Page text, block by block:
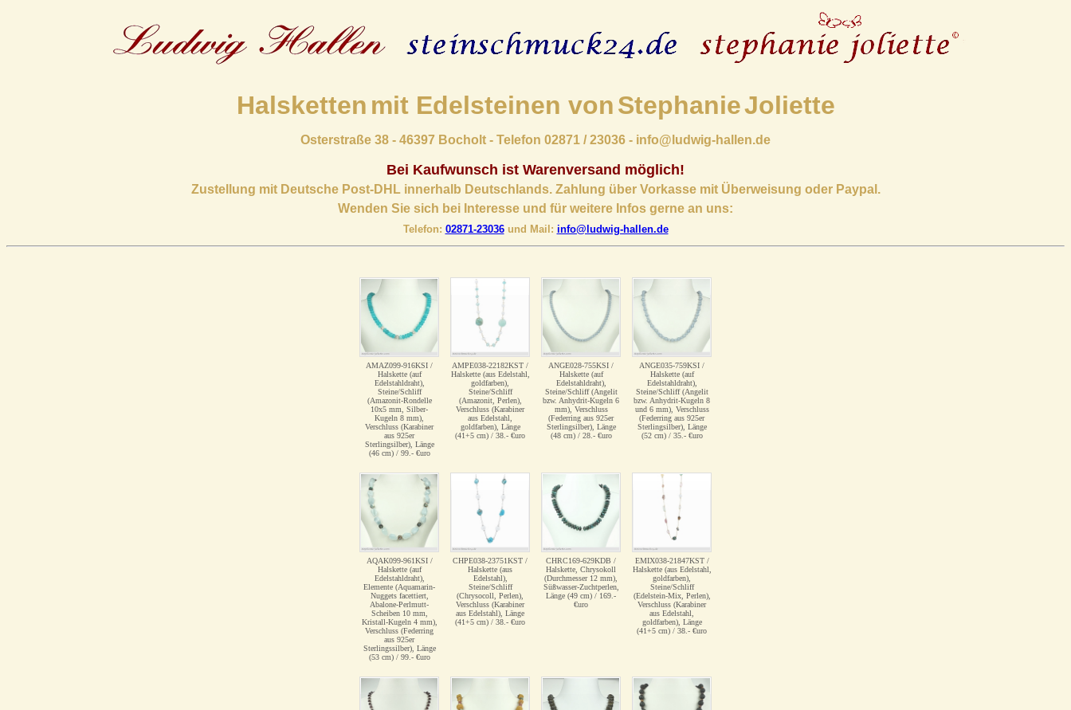
Halsketten mit Edelsteinen vonStephanieJoliette
Osterstraße 38 - 46397 Bocholt - Telefon 02871 / 23036 - info@ludwig-hallen.de
Bei Kaufwunsch ist Warenversand möglich!
Zustellung mit Deutsche Post-DHL innerhalb Deutschlands. Zahlung über Vorkasse mit Überweisung oder Paypal.
Wenden Sie sich bei Interesse und für weitere Infos gerne an uns:
Telefon: 02871-23036und Mail: info@ludwig-hallen.de
AMAZ099-916KSI /
Halskette (auf
Edelstahldraht),
Steine/Schliff
(Amazonit-Rondelle
10x5 mm, Silber-
Kugeln 8 mm),
Verschluss (Karabiner
aus 925er
Sterlingsilber), Länge
(46 cm) / 99.- €uro
AMPE038-22182KST /
Halskette (aus Edelstahl,
goldfarben),
Steine/Schliff
(Amazonit, Perlen),
Verschluss (Karabiner
aus Edelstahl,
goldfarben), Länge
(41+5 cm) / 38.- €uro
ANGE028-755KSI /
Halskette (auf
Edelstahldraht),
Steine/Schliff (Angelit
bzw. Anhydrit-Kugeln 6
mm), Verschluss
(Federring aus 925er
Sterlingsilber), Länge
(48 cm) / 28.- €uro
ANGE035-759KSI /
Halskette (auf
Edelstahldraht),
Steine/Schliff (Angelit
bzw. Anhydrit-Kugeln 8
und 6 mm), Verschluss
(Federring aus 925er
Sterlingsilber), Länge
(52 cm) / 35.- €uro
AQAK099-961KSI /
Halskette (auf
Edelstahldraht),
Elemente (Aquamarin-
Nuggets facettiert,
Abalone-Perlmutt-
Scheiben 10 mm,
Kristall-Kugeln 4 mm),
Verschluss (Federring
aus 925er
Sterlingssilber), Länge
(53 cm) / 99.- €uro
CHPE038-23751KST /
Halskette (aus
Edelstahl),
Steine/Schliff
(Chrysocoll, Perlen),
Verschluss (Karabiner
aus Edelstahl), Länge
(41+5 cm) / 38.- €uro
CHRC169-629KDB /
Halskette, Chrysokoll
(Durchmesser 12 mm),
Süßwasser-Zuchtperlen,
Länge (49 cm) / 169.-
€uro
EMIX038-21847KST /
Halskette (aus Edelstahl,
goldfarben),
Steine/Schliff
(Edelstein-Mix, Perlen),
Verschluss (Karabiner
aus Edelstahl,
goldfarben), Länge
(41+5 cm) / 38.- €uro